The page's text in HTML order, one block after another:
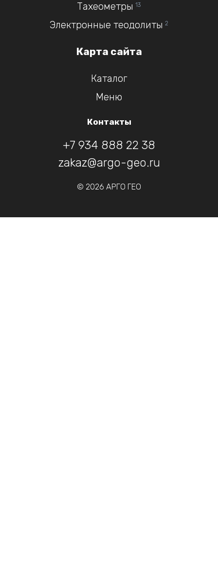
Тахеометры 13
Электронные теодолиты 2
Карта сайта
Каталог
Меню
Контакты
+7 934 888 22 38
zakaz@argo-geo.ru
© 2026 АРГО ГЕО